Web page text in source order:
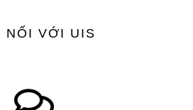
NỐI VỚI UIS